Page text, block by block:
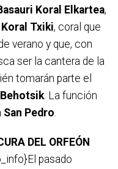
Koral Elkartea,
Txiki, coral que
verano y que, con
ser la cantera de la
tomarán parte el
. La función
San Pedro
DEL ORFEÓN
pasado